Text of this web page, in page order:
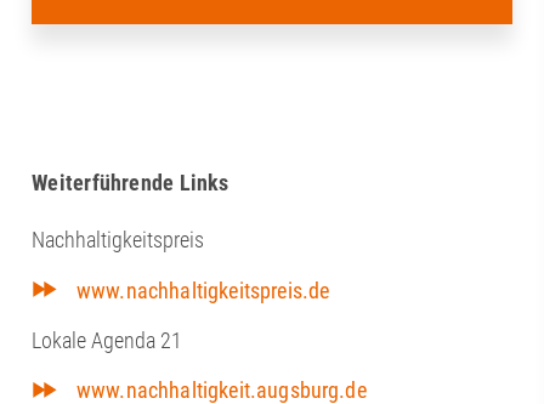
Weiterführende Links
Nachhaltigkeitspreis
www.nachhaltigkeitspreis.de
Lokale Agenda 21
www.nachhaltigkeit.augsburg.de